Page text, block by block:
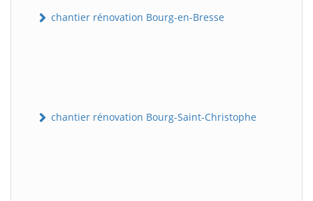
chantier rénovation Bourg-en-Bresse
chantier rénovation Bourg-Saint-Christophe